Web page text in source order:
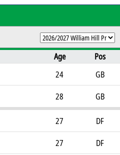
Age Pos
24 GB
28 GB
27 DF
27 DF